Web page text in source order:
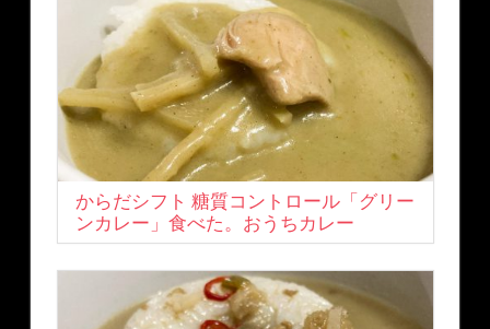
からだシフト 糖質コントロール「グリー
ンカレー」食べた。おうちカレー